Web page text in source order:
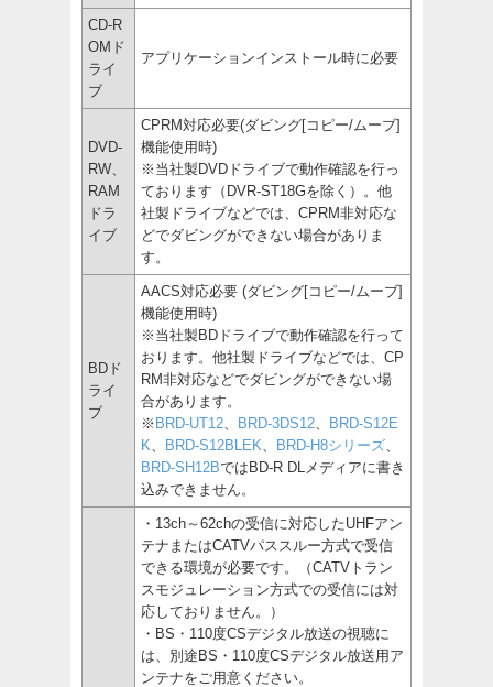
CD-R
OMド
ライ
ブ
アプリケーションインストール時に必要
DVD-
RW、
RAM
ドラ
イブ
CPRM対応必要(ダビング[コピー/ムーブ]
機能使用時)
※当社製DVDドライブで動作確認を行っ
ております（DVR-ST18Gを除く）。他
社製ドライブなどでは、CPRM非対応な
どでダビングができない場合がありま
す。
BDド
ライ
ブ
AACS対応必要 (ダビング[コピー/ムーブ]
機能使用時)
※当社製BDドライブで動作確認を行って
おります。他社製ドライブなどでは、CP
RM非対応などでダビングができない場
合があります。
※ BRD-UT12 BRD-3DS12
BRD-S12E
K
BRD-S12BLEK BRD-H8シリーズ
BRD-SH12BではBD-R DLメディアに書き
込みできません。
・13ch～62chの受信に対応したUHFアン
テナまたはCATVパススルー方式で受信
できる環境が必要です。（CATVトラン
スモジュレーション方式での受信には対
応しておりません。）
・BS・110度CSデジタル放送の視聴に
は、別途BS・110度CSデジタル放送用ア
ンテナをご用意ください。